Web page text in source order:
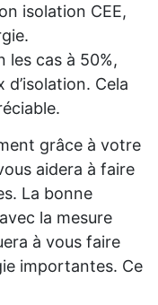
isolation CEE,
les cas à 50%,
Cela
grâce à votre
aidera à faire
La bonne
la mesure
à vous faire
importantes. Ce